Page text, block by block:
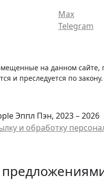
Max
Telegram
на данном сайте,
и преследуется по закону.
Эппл Пэн, 2023 – 2026
и обработку